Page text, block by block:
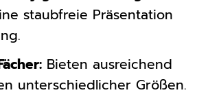
staubfreie Präsentation
Bieten ausreichend
unterschiedlicher Größen.